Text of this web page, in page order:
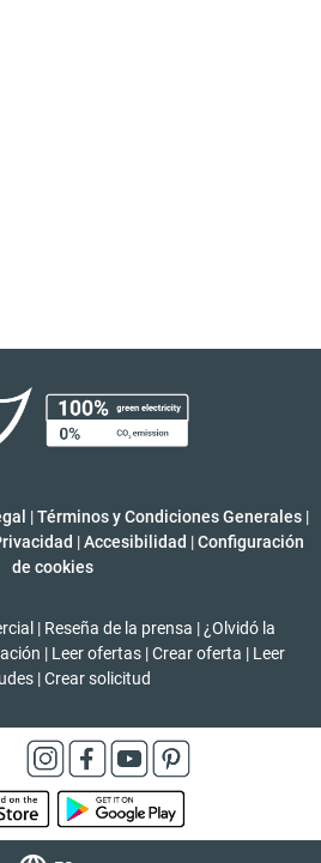
|Términos y Condiciones Generales |
| Accesibilidad | Configuración
de cookies
| Reseña de la prensa | ¿Olvidó la
| Leer ofertas | Crear oferta | Leer
|Crear solicitud